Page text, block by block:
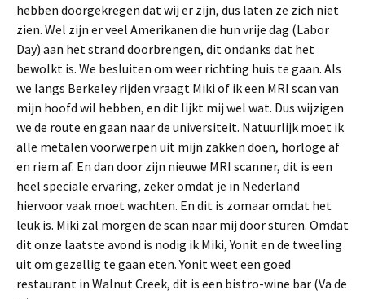
hebben doorgekregen dat wij er zijn, dus laten ze zich niet
zien. Wel zijn er veel Amerikanen die hun vrije dag (Labor
Day) aan het strand doorbrengen, dit ondanks dat het
bewolkt is. We besluiten om weer richting huis te gaan. Als
we langs Berkeley rijden vraagt Miki of ik een MRI scan van
mijn hoofd wil hebben, en dit lijkt mij wel wat. Dus wijzigen
we de route en gaan naar de universiteit. Natuurlijk moet ik
alle metalen voorwerpen uit mijn zakken doen, horloge af
en riem af. En dan door zijn nieuwe MRI scanner, dit is een
heel speciale ervaring, zeker omdat je in Nederland
hiervoor vaak moet wachten. En dit is zomaar omdat het
leuk is. Miki zal morgen de scan naar mij door sturen. Omdat
dit onze laatste avond is nodig ik Miki, Yonit en de tweeling
uit om gezellig te gaan eten. Yonit weet een goed
restaurant in Walnut Creek, dit is een bistro-wine bar (Va de